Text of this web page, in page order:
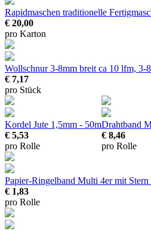
Rapidmaschen traditionelle
€ 20,00
pro Karton
Wollschnur 3-8mm breit ca 10 lfm, 3-
€ 7,17
pro Stück
Kordel Jute 1,5mm - 50m
€ 5,53
pro Rolle
Drahtband
€ 8,46
pro Rolle
Papier-Ringelband Multi 4er mit Stern
€ 1,83
pro Rolle